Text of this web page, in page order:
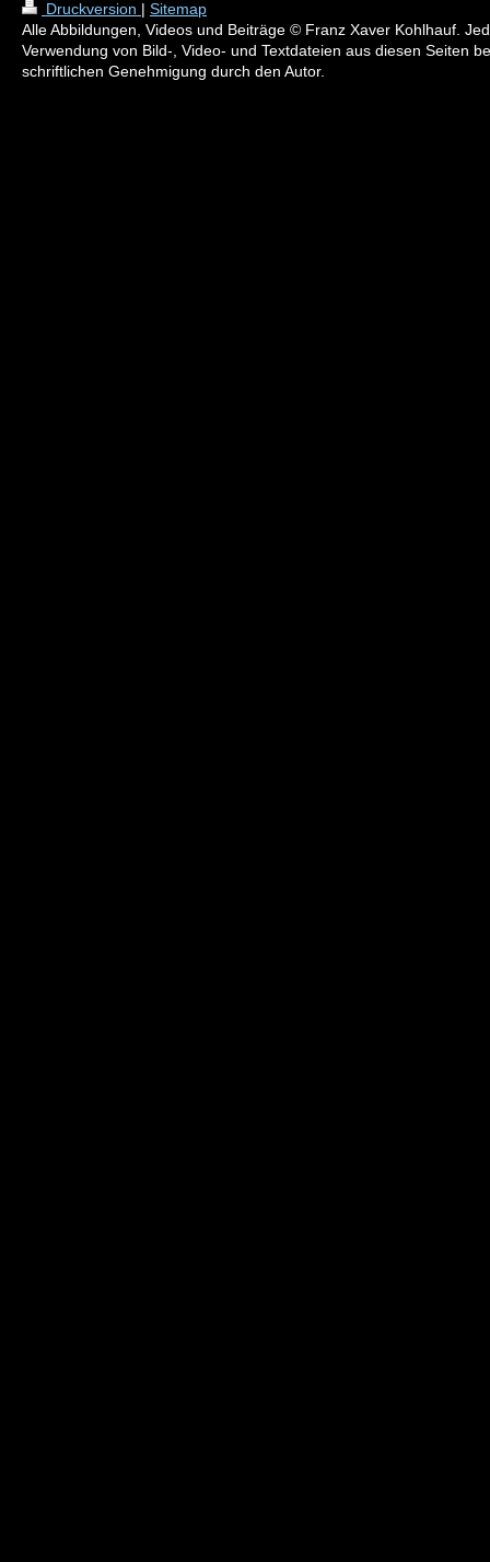
Druckversion | Sitemap
Alle Abbildungen, Videos und Beiträge © Franz Xaver Kohlhauf.
Verwendung von Bild-, Video- und Textdateien aus diesen Seiten
schriftlichen Genehmigung durch den Autor.